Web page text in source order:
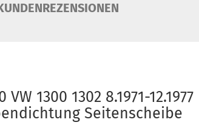
1300 1302 8.1971-12.1977
Seitenscheibe